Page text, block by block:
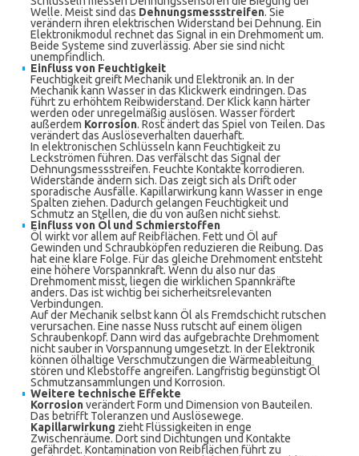
Welle. Meist sind das Dehnungsmessstreifen. Sie
verändern ihren elektrischen Widerstand bei Dehnung. Ein
Elektronikmodul rechnet das Signal in ein Drehmoment um.
Beide Systeme sind zuverlässig. Aber sie sind nicht
unempfindlich.
Einfluss von Feuchtigkeit
Feuchtigkeit greift Mechanik und Elektronik an. In der
Mechanik kann Wasser in das Klickwerk eindringen. Das
führt zu erhöhtem Reibwiderstand. Der Klick kann härter
werden oder unregelmäßig auslösen. Wasser fördert
außerdem Korrosion. Rost ändert das Spiel von Teilen. Das
verändert das Auslöseverhalten dauerhaft.
In elektronischen Schlüsseln kann Feuchtigkeit zu
Leckströmen führen. Das verfälscht das Signal der
Dehnungsmessstreifen. Feuchte Kontakte korrodieren.
Widerstände ändern sich. Das zeigt sich als Drift oder
sporadische Ausfälle. Kapillarwirkung kann Wasser in enge
Spalten ziehen. Dadurch gelangen Feuchtigkeit und
Schmutz an Stellen, die du von außen nicht siehst.
Einfluss von Öl und Schmierstoffen
Öl wirkt vor allem auf Reibflächen. Fett und Öl auf
Gewinden und Schraubköpfen reduzieren die Reibung. Das
hat eine klare Folge. Für das gleiche Drehmoment entsteht
eine höhere Vorspannkraft. Wenn du also nur das
Drehmoment misst, liegen die wirklichen Spannkräfte
anders. Das ist wichtig bei sicherheitsrelevanten
Verbindungen.
Auf der Mechanik selbst kann Öl als Fremdschicht rutschen
verursachen. Eine nasse Nuss rutscht auf einem öligen
Schraubenkopf. Dann wird das aufgebrachte Drehmoment
nicht sauber in Vorspannung umgesetzt. In der Elektronik
können ölhaltige Verschmutzungen die Wärmeableitung
stören und Klebstoffe angreifen. Langfristig begünstigt Öl
Schmutzansammlungen und Korrosion.
Weitere technische Effekte
Korrosionverändert Form und Dimension von Bauteilen.
Das betrifft Toleranzen und Auslösewege.
Kapillarwirkung zieht Flüssigkeiten in enge
Zwischenräume. Dort sind Dichtungen und Kontakte
gefährdet. Kontamination von Reibflächen führt zu